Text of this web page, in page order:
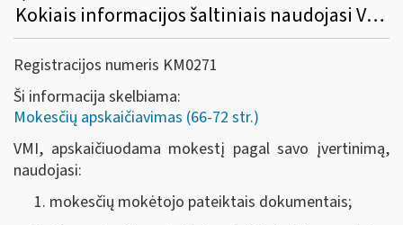
Kokiais informacijos šaltiniais naudojasi VMI, apskaičiuodama mokestį pagal savo įvertinimą?
Registracijos numeris KM0271
Ši informacija skelbiama:
Mokesčių apskaičiavimas (66-72 str.)
VMI, apskaičiuodama mokestį pagal savo įvertinimą,
naudojasi:
mokesčių mokėtojo pateiktais dokumentais;